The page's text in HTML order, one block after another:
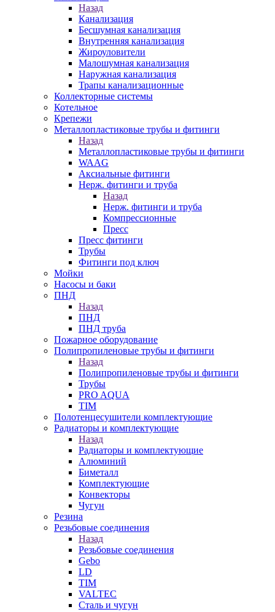
Назад
Канализация
Бесшумная канализация
Внутренняя канализация
Жироуловители
Малошумная канализация
Наружная канализация
Трапы канализационные
Коллекторные системы
Котельное
Крепежи
Металлопластиковые трубы и фитинги
Назад
Металлопластиковые трубы и фитинги
WAAG
Аксиальные фитинги
Нерж. фитинги и труба
Назад
Нерж. фитинги и труба
Компрессионные
Пресс
Пресс фитинги
Трубы
Фитинги под ключ
Мойки
Насосы и баки
ПНД
Назад
ПНД
ПНД труба
Пожарное оборудование
Полипропиленовые трубы и фитинги
Назад
Полипропиленовые трубы и фитинги
Трубы
PRO AQUA
TIM
Полотенцесушители комплектующие
Радиаторы и комплектующие
Назад
Радиаторы и комплектующие
Алюминий
Биметалл
Комплектующие
Конвекторы
Чугун
Резина
Резьбовые соединения
Назад
Резьбовые соединения
Gebo
LD
TIM
VALTEC
Сталь и чугун